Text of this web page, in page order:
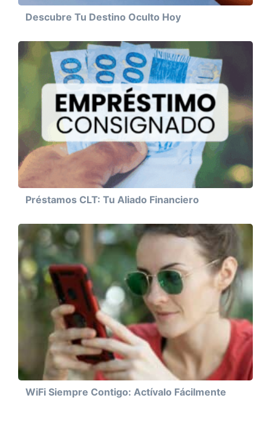
Descubre Tu Destino Oculto Hoy
Préstamos CLT: Tu Aliado Financiero
WiFi Siempre Contigo: Actívalo Fácilmente